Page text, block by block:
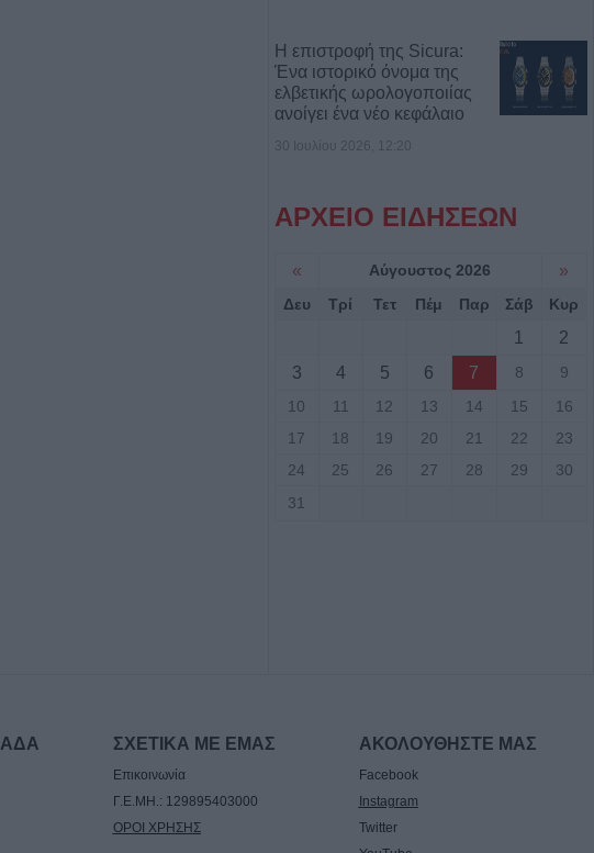
Η επιστροφή της Sicura:
Ένα ιστορικό όνομα της
ελβετικής ωρολογοποιίας
ανοίγει ένα νέο κεφάλαιο
30 Ιουλίου 2026, 12:20
ΑΡΧΕΙΟ ΕΙΔΗΣΕΩΝ
« Αύγουστος 2026 »
Δευ Τρί Τετ Πέμ Παρ Σάβ Κυρ
1
2
3
4 5 6 7 8
9
10
11 12 13 14 15
16
17
18 19 20 21 22
23
24
25 26 27 28 29
30
31
ΣΧΕΤΙΚΑ ΜΕ ΕΜΑΣ
Επικοινωνία
Γ.Ε.ΜΗ.: 129895403000
ΟΡΟΙ ΧΡΗΣΗΣ
ΑΚΟΛΟΥΘΗΣΤΕ ΜΑΣ
Facebook
Instagram
Twitter